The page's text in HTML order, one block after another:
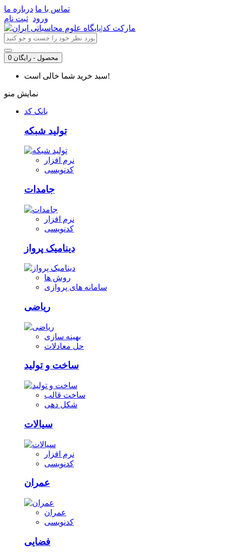
تماس با ما درباره ما
ورود ثبت نام
0 محصول - رایگان
سبد خرید شما خالی است!
نمایش منو
بانک کد
تولید شبکه
نرم افزار
کدنویسی
جامدات
نرم افزار
کدنویسی
دینامیک پرواز
روش ها
سامانه های پروازی
ریاضی
بهینه سازی
حل معادلات
ساخت و تولید
ساخت قالب
شکل دهی
سیالات
نرم افزار
کدنویسی
عمران
عمران
کدنویسی
فضایی